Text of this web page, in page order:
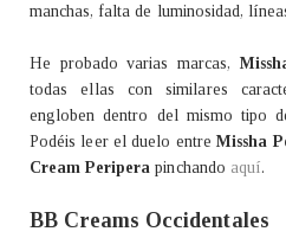
manchas, falta de luminosidad,
He probado varias marcas,
todas ellas con similares
engloben dentro del mismo tipo
Podéis leer el duelo entre Missha
Cream Peripera pinchando aquí.
BB Creams Occidentales